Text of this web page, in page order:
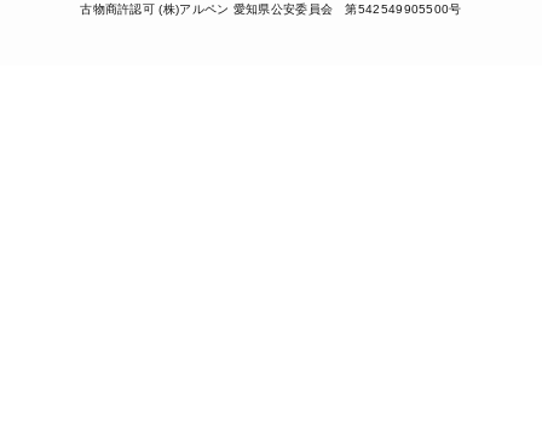
古物商許認可 (株)アルペン 愛知県公安委員会 第542549905500号